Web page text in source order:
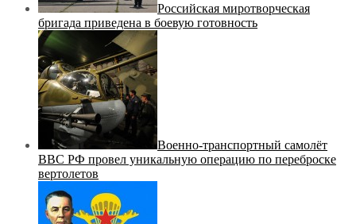
Российская миротворческая
бригада приведена в боевую готовность
Военно-транспортный самолёт
ВВС РФ провел уникальную операцию по переброске
вертолетов